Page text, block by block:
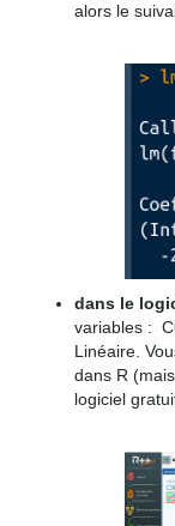
alors le
dans le
variables :
Linéaire.
dans R
logiciel